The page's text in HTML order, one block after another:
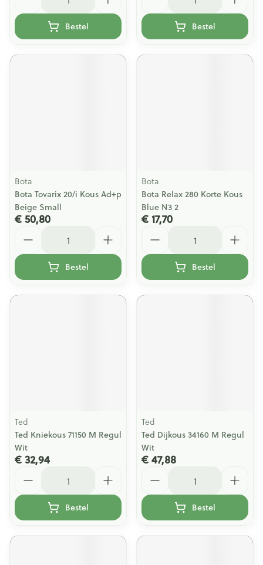
Bestel Bestel
Bota
Bota Tovarix 20/i Kous Ad+p
Beige Small
€ 50,80
Bestel
Bota
Bota Relax 280 Korte Kous
Blue N3 2
€ 17,70
Bestel
Ted
Ted Kniekous 71150 M Regul
Wit
€ 32,94
Bestel
Ted
Ted Dijkous 34160 M Regul
Wit
€ 47,88
Bestel